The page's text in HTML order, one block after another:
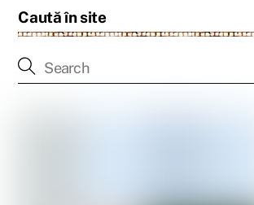
Caută în site